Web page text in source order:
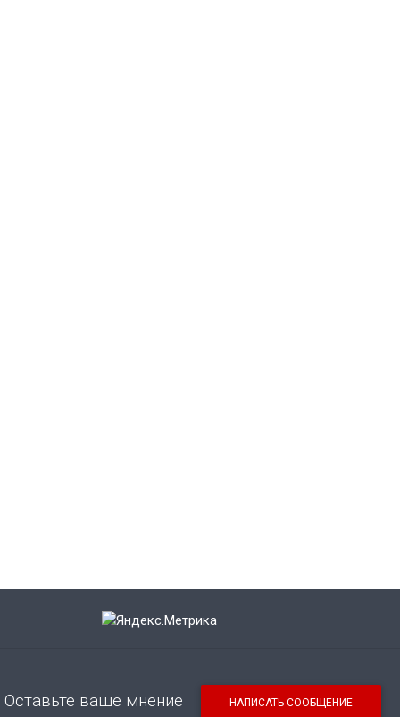
Оставьте ваше мнение НАПИСАТЬ СООБЩЕНИЕ